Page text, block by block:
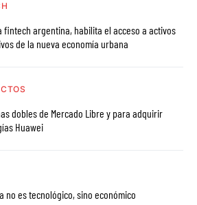
habilita el acceso a activos
de la nueva economía urbana
dobles de Mercado Libre y para adquirir
Huawei
no es tecnológico, sino económico